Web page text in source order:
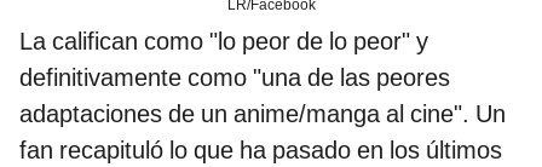
LR/Facebook
La califican como "lo peor de lo peor" y
definitivamente como "una de las peores
adaptaciones de un anime/manga al cine". Un
fan recapituló lo que ha pasado en los últimos